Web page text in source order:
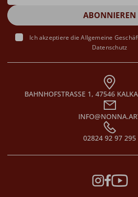
Ich akzeptiere dieAllgemeine
Datenschutz
BAHNHOFSTRASSE 1, 47546
02824 92 97 295